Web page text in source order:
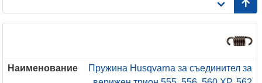
Пружина Husqvarna за съединител за